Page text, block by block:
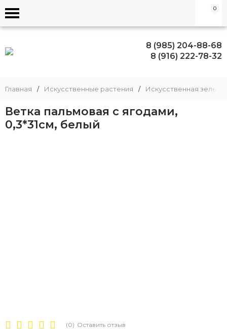
0
8 (985) 204-88-68
8 (916) 222-78-32
Главная / Искусственные растения / Искусственная зелень
Ветка пальмовая с ягодами,
0,3*31см, белый
(0) Оставить отзыв